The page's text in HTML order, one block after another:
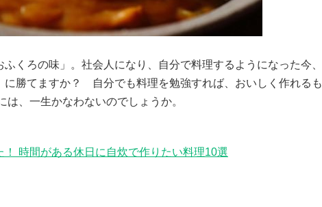
くろの味」。社会人になり、自分で料理するようになった今、
に勝てますか？ 自分でも料理を勉強すれば、おいしく作れるも
、一生かなわないのでしょうか。
時間がある休日に自炊で作りたい料理10選